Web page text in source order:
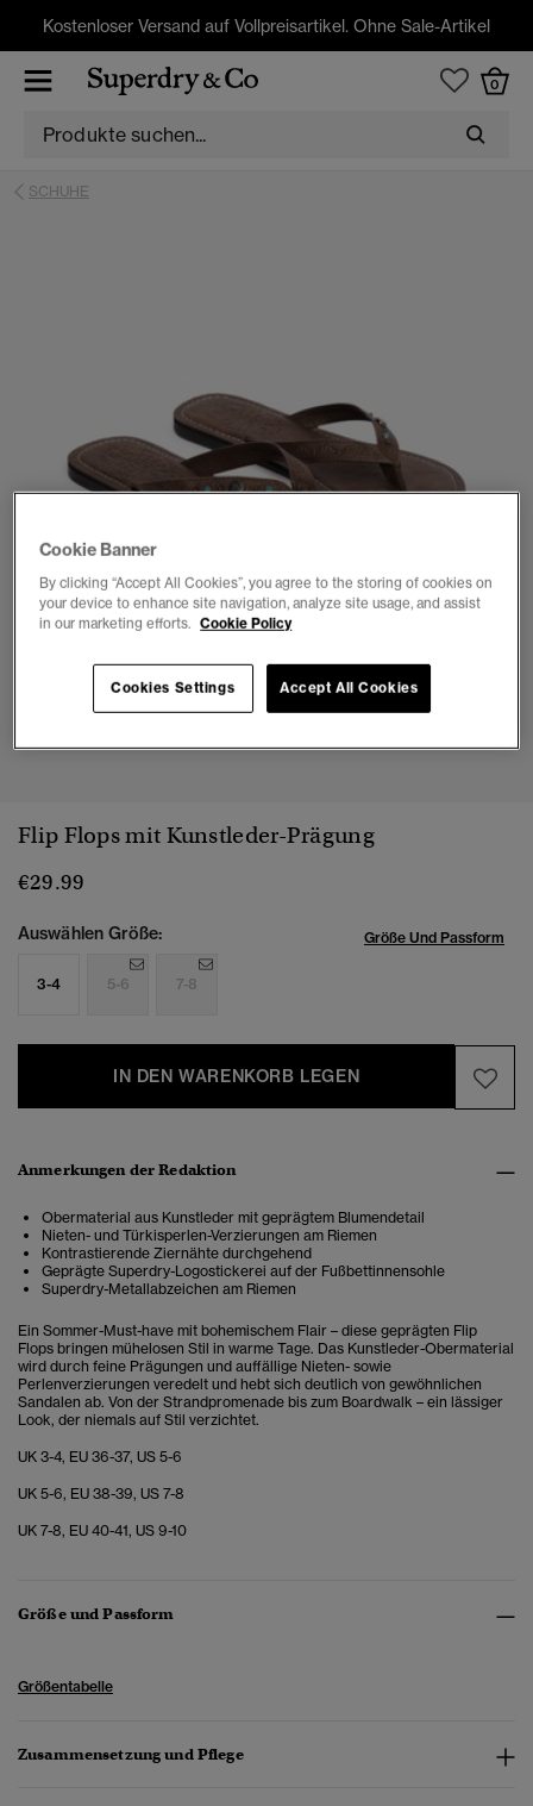
Kostenloser Versand auf Vollpreisartikel. Ohne Sale-Artikel
0
SCHUHE
Flip Flops mit Kunstleder-Prägung
€29.99
Auswählen Größe: Größe Und Passform
3-4 5-6 7-8
IN DEN WARENKORB LEGEN
Anmerkungen der Redaktion
Obermaterial aus Kunstleder mit geprägtem Blumendetail
Nieten- und Türkisperlen-Verzierungen am Riemen
Kontrastierende Ziernähte durchgehend
Geprägte Superdry-Logostickerei auf der Fußbettinnensohle
Superdry-Metallabzeichen am Riemen
Ein Sommer-Must-have mit bohemischem Flair – diese geprägten Flip
Flops bringen mühelosen Stil in warme Tage. Das Kunstleder-Obermaterial
wird durch feine Prägungen und auffällige Nieten- sowie
Perlenverzierungen veredelt und hebt sich deutlich von gewöhnlichen
Sandalen ab. Von der Strandpromenade bis zum Boardwalk – ein lässiger
Look, der niemals auf Stil verzichtet.
UK 3-4, EU 36-37, US 5-6
UK 5-6, EU 38-39, US 7-8
UK 7-8, EU 40-41, US 9-10
Größe und Passform
Größentabelle
Zusammensetzung und Pflege
Cookie Banner
By clicking “Accept All Cookies”, you agree to the storing of cookies on
your device to enhance site navigation, analyze site usage, and assist
in our marketing efforts. Cookie Policy
Accept All Cookies
Cookies Settings